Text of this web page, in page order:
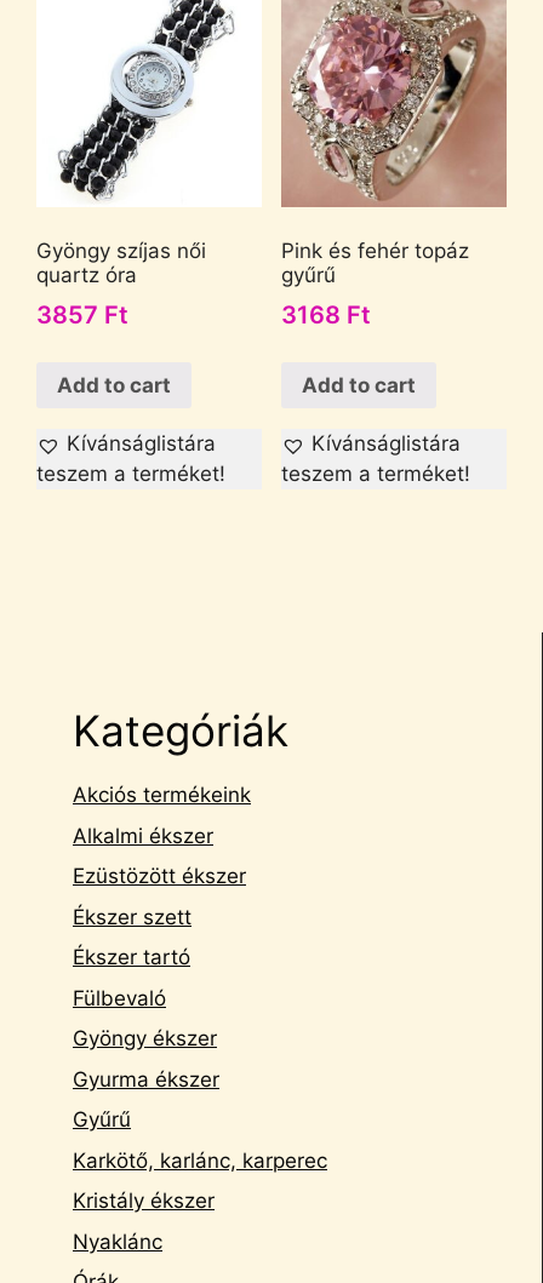
Gyöngy szíjas női
quartz óra
3857 Ft
Add to cart
Kívánságlistára
teszem a terméket!
Pink és fehér topáz
gyűrű
3168 Ft
Add to cart
Kívánságlistára
teszem a terméket!
Kategóriák
Akciós termékeink
Alkalmi ékszer
Ezüstözött ékszer
Ékszer szett
Ékszer tartó
Fülbevaló
Gyöngy ékszer
Gyurma ékszer
Gyűrű
Karkötő, karlánc, karperec
Kristály ékszer
Nyaklánc